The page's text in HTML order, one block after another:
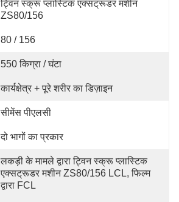
ट्विन स्क्रू प्लास्टिक एक्सट्रूडर मशीन
ZS80/156
80 / 156
550 किग्रा / घंटा
कार्यक्षेत्र + पूरे शरीर का डिज़ाइन
सीमेंस पीएलसी
दो भागों का प्रकार
लकड़ी के मामले द्वारा ट्विन स्क्रू प्लास्टिक
एक्सट्रूडर मशीन ZS80/156 LCL, फिल्म
द्वारा FCL